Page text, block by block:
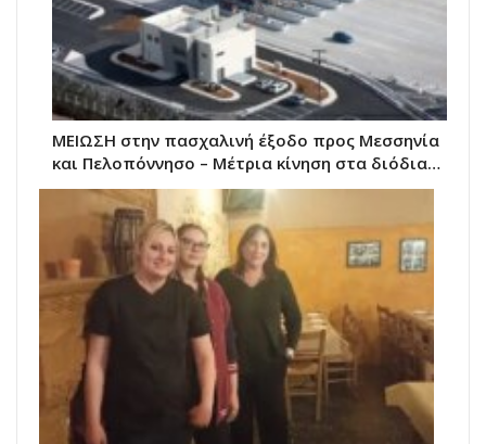
ΜΕΙΩΣΗ στην πασχαλινή έξοδο προς Μεσσηνία
και Πελοπόννησο – Μέτρια κίνηση στα διόδια…